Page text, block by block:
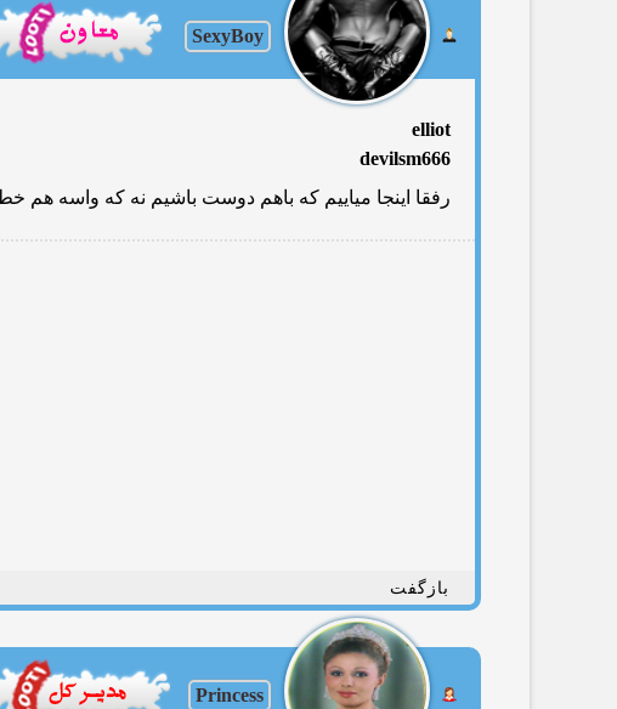
SexyBoy
elliot
devilsm666
رفقا اینجا میاییم كه باهم دوست باشیم نه كه واسه هم
بازگفت
Princess